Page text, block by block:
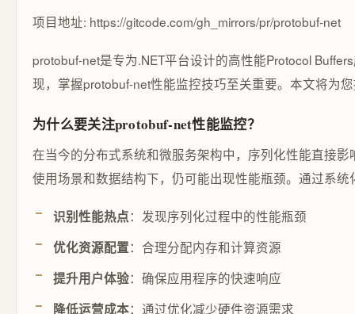
项目地址: https://gitcode.com/gh_mirrors/pr/protobuf-net
protobuf-net是专为.NET平台设计的高性能Protocol
现，掌握protobuf-net性能监控技巧至关重要。本文将为
为什么要关注protobuf-net性能监控？
在当今的分布式系统和微服务架构中，序列化性能直接
使用场景和数据结构下，仍可能出现性能瓶颈。通过系
识别性能热点：发现序列化过程中的性能瓶颈
优化资源配置：合理分配内存和计算资源
提升用户体验：确保应用程序的快速响应
降低运营成本：通过优化减少硬件资源需求